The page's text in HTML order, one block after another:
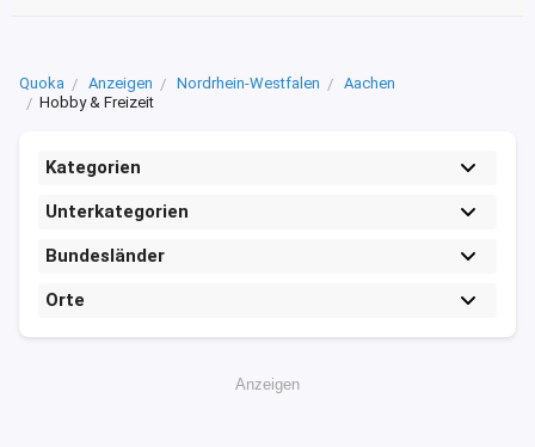
Quoka Anzeigen Nordrhein-Westfalen
Aachen
Hobby & Freizeit
Kategorien
Unterkategorien
Bundesländer
Orte
Anzeigen